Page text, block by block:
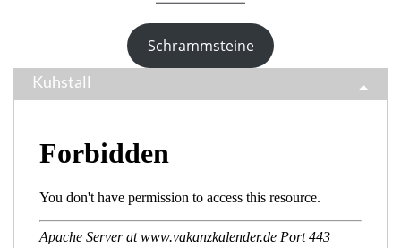
Schrammsteine
Kuhstall